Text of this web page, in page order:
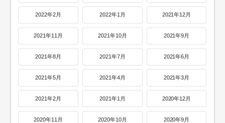
2022年2月 2022年1月 2021年12月
2021年11月 2021年10月 2021年9月
2021年8月 2021年7月 2021年6月
2021年5月 2021年4月 2021年3月
2021年2月 2021年1月 2020年12月
2020年11月 2020年10月 2020年9月